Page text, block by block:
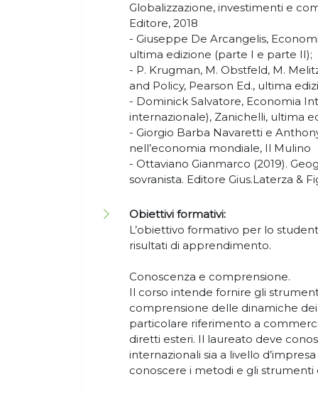
Globalizzazione, investimenti e
Editore, 2018
- Giuseppe De Arcangelis,
ultima edizione (parte I e parte II);
- P. Krugman, M. Obstfeld, M.
and Policy, Pearson Ed., ultima
- Dominick Salvatore, Economia
internazionale), Zanichelli, ultima
- Giorgio Barba Navaretti e
nell’economia mondiale, Il Mulino
- Ottaviano Gianmarco (2019).
sovranista. Editore Gius.Laterza &
Obiettivi formativi:
L’obiettivo formativo per lo
risultati di apprendimento.
Conoscenza e comprensione.
Il corso intende fornire gli
comprensione delle dinamiche
particolare riferimento a
diretti esteri. Il laureato deve
internazionali sia a livello
conoscere i metodi e gli strumenti